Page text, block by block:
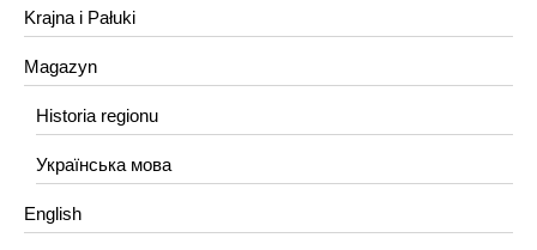
Krajna i Pałuki
Magazyn
Historia regionu
Українська мова
English